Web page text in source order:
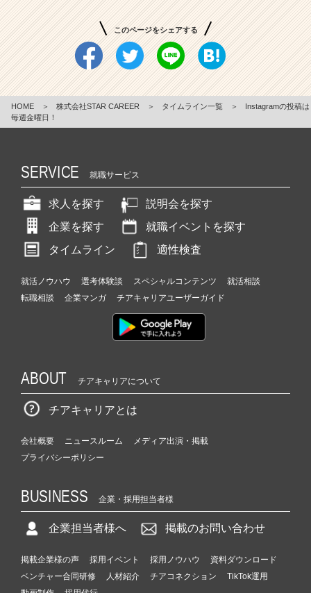
このページをシェアする
HOME ＞ 株式会社STAR CAREER ＞ タイムライン一覧 ＞
Instagramの投稿は
毎週金曜日！
SERVICE 就職サービス
求人を探す
説明会を探す
企業を探す
就職イベントを探す
タイムライン
適性検査
就活ノウハウ 選考体験談 スペシャルコンテンツ
就活相談
転職相談
企業マンガ チアキャリアユーザーガイド
ABOUT チアキャリアについて
チアキャリアとは
会社概要 ニュースルーム
メディア出演・掲載
プライバシーポリシー
BUSINESS 企業・採用担当者様
企業担当者様へ 掲載のお問い合わせ
掲載企業様の声 採用イベント 採用ノウハウ
資料ダウンロード
ベンチャー合同研修
人材紹介 チアコネクション
TikTok運用